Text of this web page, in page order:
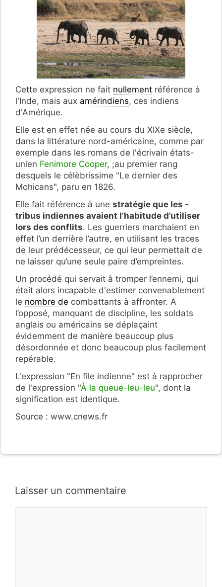
Cette expression ne fait nullement référence à
l'Inde, mais aux amérindiens, ces indiens
d'Amérique.
Elle est en effet née au cours du XIXe siècle,
dans la litté­rature nord-américaine, comme par
exemple dans les romans de l'écrivain états-
unien Fenimore Cooper, ;au premier rang
desquels le célèbrissime "Le dernier des
Mohicans", paru en 1826.
Elle fait ­référence à une stratégie que les ­
tribus indiennes avaient l’habitude d’utiliser
lors des conflits. Les guerriers marchaient en
effet l’un derrière l’autre, en utilisant les traces
de leur prédécesseur, ce qui leur permettait de
ne laisser qu’une seule paire d’empreintes.
Un procédé qui servait à tromper l’ennemi, qui
était alors incapable d'estimer convenablement
le nombre de combattants à affronter. A
l’opposé, manquant de discipline, les ­soldats
anglais ou américains se déplaçaint
évidemment de manière beaucoup plus
désordonnée et donc beaucoup plus facilement
repérable.
L'expression "En file indienne" est à rapprocher
de l'expression "À la queue-leu-leu", dont la
signification est identique.
Source : www.cnews.fr
Laisser un commentaire